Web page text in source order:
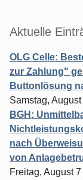
Aktuelle
OLG Celle:
zur Zahlung"
Buttonlösung
Samstag,
BGH:
nach
von
Freitag, August